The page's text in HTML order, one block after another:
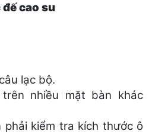
đế cao su
lạc bộ.
nhiều mặt bàn khác
phải kiểm tra kích thước ô